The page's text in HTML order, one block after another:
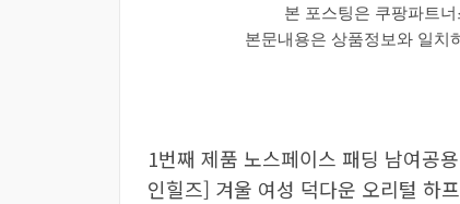
본 포스팅은 쿠팡파트
본문내용은 상품정보와 일치
1번째 제품 노스페이스 패딩 남여공
인힐즈] 겨울 여성 덕다운 오리털 하